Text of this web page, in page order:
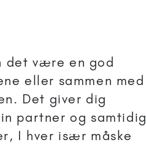
det være en god
eller sammen med
Det giver dig
partner og samtidig
I hver især måske